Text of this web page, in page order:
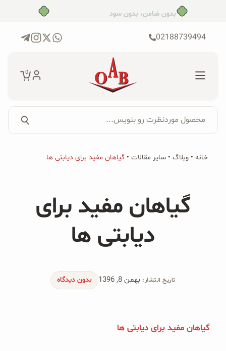
02188739494
0
برای:
جستجو...
پکیج‌ها
محصولات ارگانیک
محصولات جو دوسر
شیرین کننده های طبیعی
کینوا
محصول موردنظرت رو بنویس...
خانه • وبلاگ • سایر مقالات • گیاهان مفید برای دیابتی ها
گیاهان مفید برای
دیابتی ها
تاریخ انتشار: بهمن 8, 1396 بدون دیدگاه
گیاهان مفید برای دیابتی ها